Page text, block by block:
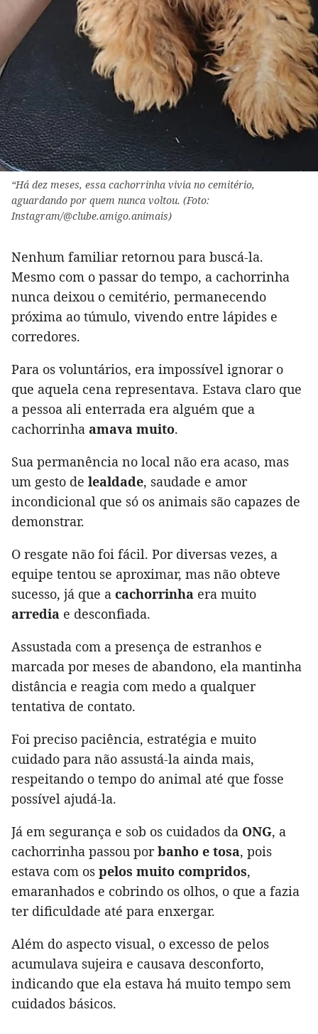
“Há dez meses, essa cachorrinha vivia no cemitério,
aguardando por quem nunca voltou. (Foto:
Instagram/@clube.amigo.animais)
Nenhum familiar retornou para buscá-la.
Mesmo com o passar do tempo, a cachorrinha
nunca deixou o cemitério, permanecendo
próxima ao túmulo, vivendo entre lápides e
corredores.
Para os voluntários, era impossível ignorar o
que aquela cena representava. Estava claro que
a pessoa ali enterrada era alguém que a
cachorrinha amava muito.
Sua permanência no local não era acaso, mas
um gesto de lealdade, saudade e amor
incondicional que só os animais são capazes de
demonstrar.
O resgate não foi fácil. Por diversas vezes, a
equipe tentou se aproximar, mas não obteve
sucesso, já que a cachorrinha era muito
arredia e desconfiada.
Assustada com a presença de estranhos e
marcada por meses de abandono, ela mantinha
distância e reagia com medo a qualquer
tentativa de contato.
Foi preciso paciência, estratégia e muito
cuidado para não assustá-la ainda mais,
respeitando o tempo do animal até que fosse
possível ajudá-la.
Já em segurança e sob os cuidados da ONG, a
cachorrinha passou porbanho e tosa, pois
estava com os pelos muito compridos,
emaranhados e cobrindo os olhos, o que a fazia
ter dificuldade até para enxergar.
Além do aspecto visual, o excesso de pelos
acumulava sujeira e causava desconforto,
indicando que ela estava há muito tempo sem
cuidados básicos.